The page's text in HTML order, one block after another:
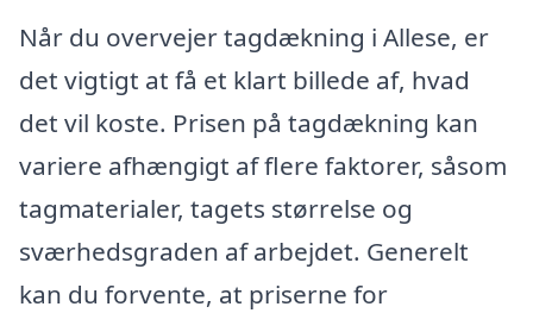
Når du overvejer tagdækning i Allese, er
det vigtigt at få et klart billede af, hvad
det vil koste. Prisen på tagdækning kan
variere afhængigt af flere faktorer, såsom
tagmaterialer, tagets størrelse og
sværhedsgraden af arbejdet. Generelt
kan du forvente, at priserne for